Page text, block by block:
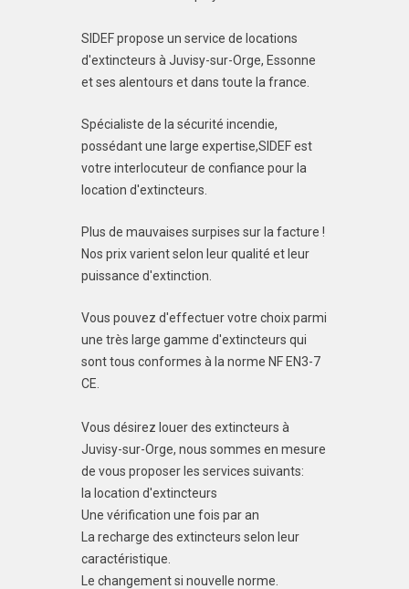
SIDEF propose un service de locations
d'extincteurs à Juvisy-sur-Orge, Essonne
et ses alentours et dans toute la france.
Spécialiste de la sécurité incendie,
possédant une large expertise,SIDEF est
votre interlocuteur de confiance pour la
location d'extincteurs.
Plus de mauvaises surpises sur la facture !
Nos prix varient selon leur qualité et leur
puissance d'extinction.
Vous pouvez d'effectuer votre choix parmi
une très large gamme d'extincteurs qui
sont tous conformes à la norme NF EN3-7
CE.
Vous désirez louer des extincteurs à
Juvisy-sur-Orge, nous sommes en mesure
de vous proposer les services suivants:
la location d'extincteurs
Une vérification une fois par an
La recharge des extincteurs selon leur
caractéristique.
Le changement si nouvelle norme.